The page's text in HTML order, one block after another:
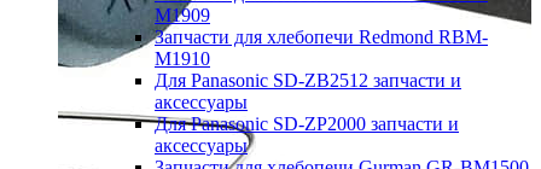
M1909
Запчасти для хлебопечи Redmond RBM-
M1910
Для Panasonic SD-ZB2512 запчасти и
аксессуары
Для Panasonic SD-ZP2000 запчасти и
аксессуары